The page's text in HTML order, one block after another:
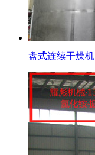
盘式连续干燥机